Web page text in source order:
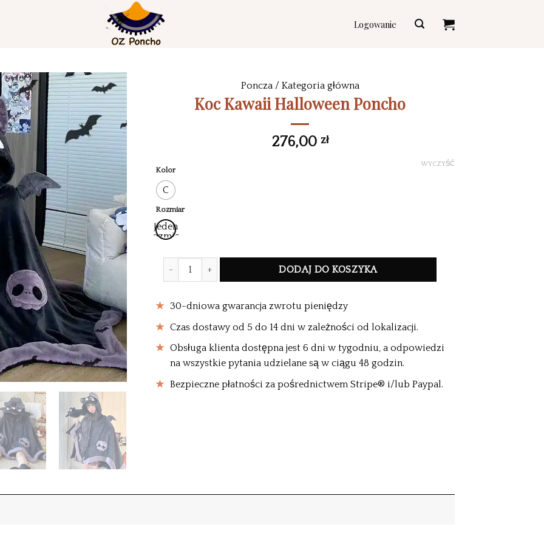
Logowanie
Poncza / Kategoria główna
Koc Kawaii Halloween Poncho
276,00 zł
Kolor
C
Rozmiar
Jeden
rozmiar
WYCZYŚĆ
Ilość Kawaii Halloween Poncho Blanket
DODAJ DO KOSZYKA
30-dniowa gwarancja zwrotu pieniędzy
Czas dostawy od 5 do 14 dni w zależności od lokalizacji.
Obsługa klienta dostępna jest 6 dni w tygodniu, a odpowiedzi
na wszystkie pytania udzielane są w ciągu 48 godzin.
Bezpieczne płatności za pośrednictwem Stripe® i/lub Paypal.